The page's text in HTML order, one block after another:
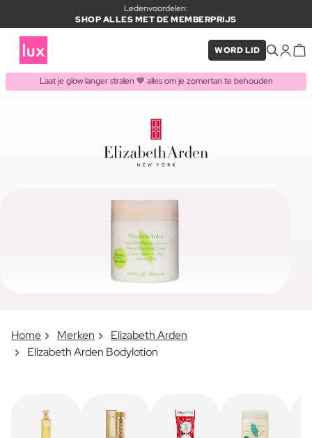
Ledenvoordelen:
SHOP ALLES MET DE MEMBERPRIJS
WORD LID
Laat je glow langer stralen 🤎 alles om je zomertan te behouden
Home Merken
Elizabeth Arden
Elizabeth Arden Bodylotion